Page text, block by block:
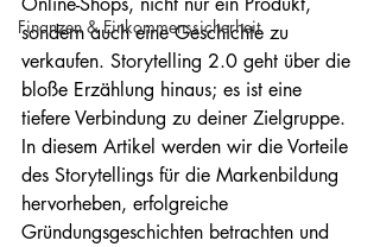
Finanzen & Einkommenssicherheit
sondern auch eine Geschichte zu
verkaufen. Storytelling 2.0 geht über die
bloße Erzählung hinaus; es ist eine
tiefere Verbindung zu deiner Zielgruppe.
In diesem Artikel werden wir die Vorteile
des Storytellings für die Markenbildung
hervorheben, erfolgreiche
Gründungsgeschichten betrachten und